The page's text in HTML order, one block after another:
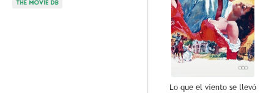
Lo que el viento se llevó